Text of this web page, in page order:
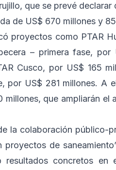
que se prevé declarar
de US$ 670 millones y
proyectos como PTAR
– primera fase, por
Cusco, por US$ 165
por US$ 281 millones. A
que ampliarán el
la colaboración público-
de
resultados concretos